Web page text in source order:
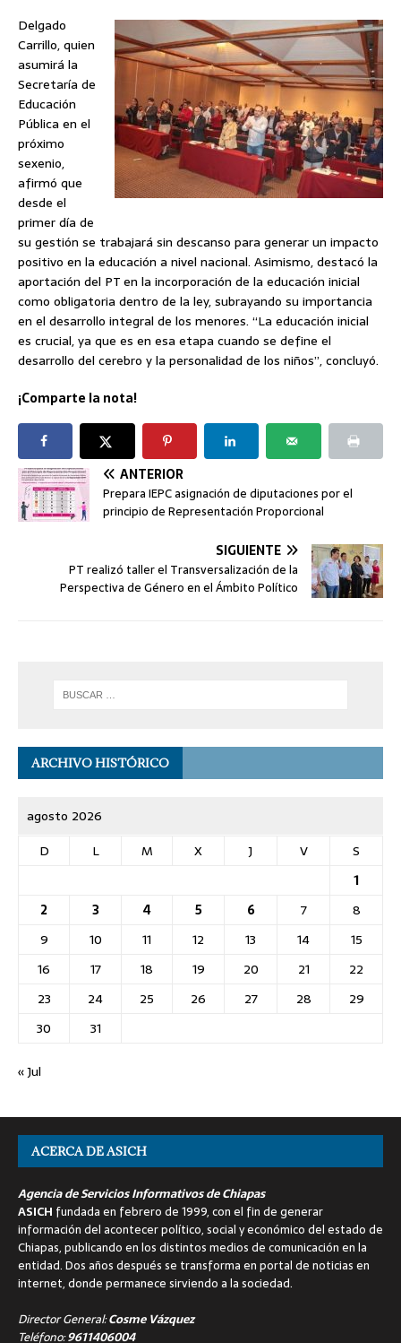
Delgado
Carrillo, quien
asumirá la
Secretaría de
Educación
Pública en el
próximo
sexenio,
afirmó que
desde el
primer día de
su gestión se trabajará sin descanso para generar un impacto
positivo en la educación a nivel nacional. Asimismo, destacó la
aportación del PT en la incorporación de la educación inicial
como obligatoria dentro de la ley, subrayando su importancia
en el desarrollo integral de los menores. “La educación inicial
es crucial, ya que es en esa etapa cuando se define el
desarrollo del cerebro y la personalidad de los niños”, concluyó.
¡Comparte la nota!
ANTERIOR
Prepara IEPC asignación de diputaciones por el
principio de Representación Proporcional
SIGUIENTE
PT realizó taller el Transversalización de la
Perspectiva de Género en el Ámbito Político
ARCHIVO HISTÓRICO
agosto 2026
D
L M X J V
S
1
2
3 4 5 6 7
8
9
10 11 12 13 14
15
16
17 18 19 20 21
22
23
24 25 26 27 28
29
30
31
« Jul
ACERCA DE ASICH
Agencia de Servicios Informativos de Chiapas
ASICH fundada en febrero de 1999, con el fin de generar
información del acontecer político, social y económico del estado de
Chiapas, publicando en los distintos medios de comunicación en la
entidad. Dos años después se transforma en portal de noticias en
internet, donde permanece sirviendo a la sociedad.
Director General:Cosme Vázquez
Teléfono:9611406004